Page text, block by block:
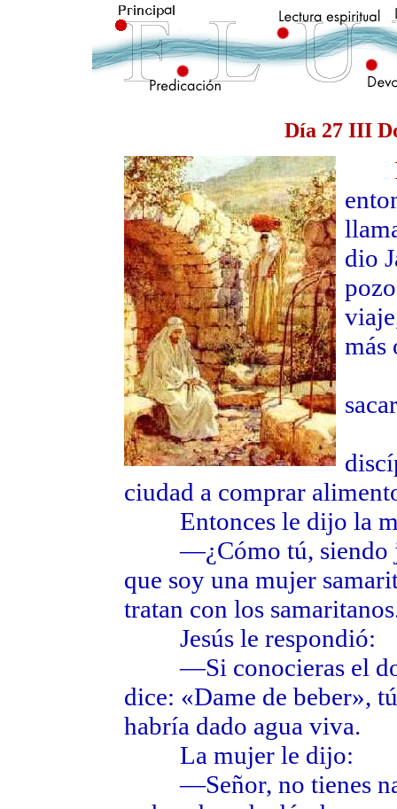
Día 27 III
dio
más
ciudad a comprar
Entonces le dijo la
—¿Cómo tú, siendo
que soy una mujer
tratan con los
Jesús le respondió:
—Si conocieras el don
dice: «Dame de beber»,
habría dado agua viva.
La mujer le dijo:
—Señor, no tienes